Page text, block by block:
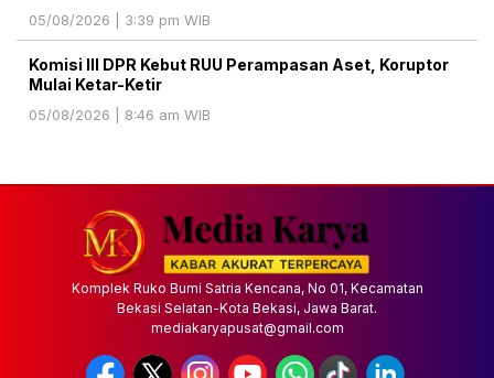
05/08/2026 | 3:39 pm WIB
Komisi III DPR Kebut RUU Perampasan Aset, Koruptor
Mulai Ketar-Ketir
05/08/2026 | 8:46 am WIB
Komplek Ruko Bumi Satria Kencana, No 01, Kecamatan
Bekasi Selatan-Kota Bekasi, Jawa Barat.
mediakaryapusat@gmail.com